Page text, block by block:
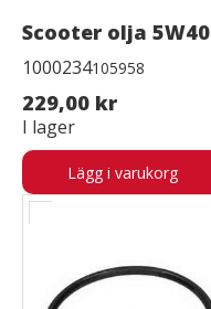
Scooter olja 5W40
1000234105958
229,00 kr
I lager
Lägg i varukorg